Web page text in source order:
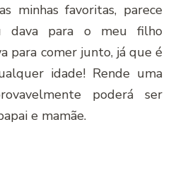
minhas favoritas, parece
dava para o meu filho
para comer junto, já que é
idade! Rende uma
poderá ser
e mamãe.